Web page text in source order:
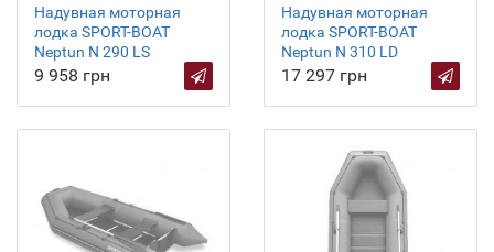
Надувная моторная
лодка SPORT-BOAT
Neptun N 290 LS
9 958 грн
Надувная моторная
лодка SPORT-BOAT
Neptun N 310 LD
17 297 грн